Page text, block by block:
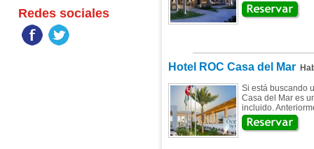
Hotel ROC Casa del Mar
Si está buscando
Casa del Mar es
incluido.
Redes sociales